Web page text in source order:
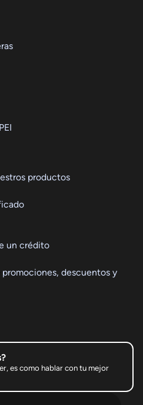
productos
un crédito
descuentos y
es como hablar con tu mejor